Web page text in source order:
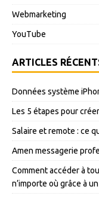
Webmarketing
YouTube
ARTICLES
Données système
Les 5 étapes pour
Salaire et remote : ce
Amen messagerie
Comment accéder à
n’importe où grâce à un